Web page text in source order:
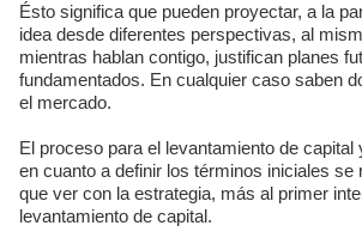
Ésto significa que pueden proyectar, a la
idea desde diferentes perspectivas, al
mientras hablan contigo, justifican planes
fundamentados. En cualquier caso saben
el mercado.
El proceso para el levantamiento de capital
en cuanto a definir los términos iniciales se
que ver con la estrategia, más al primer
levantamiento de capital.